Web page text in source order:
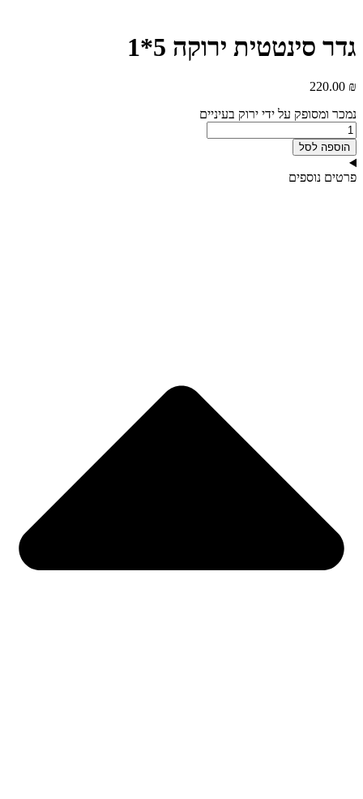
גדר סינטטית ירוקה 5*1
220.00 ₪
נמכר ומסופק על ידי ירוק בעיניים
כמות
של
גדר
סינטטית
ירוקה
הוספה לסל
פרטים נוספים